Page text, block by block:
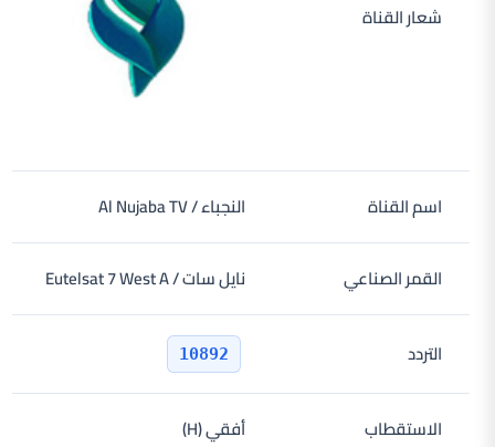
شعار القناة
اسم القناة النجباء / Al Nujaba TV
القمر الصناعي نايل سات / Eutelsat 7 West A
التردد 10892
الاستقطاب أفقي (H)